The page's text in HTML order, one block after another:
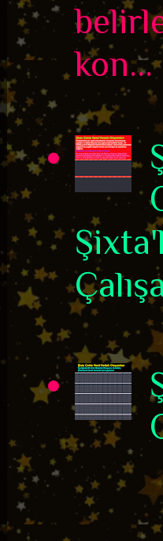
kon...